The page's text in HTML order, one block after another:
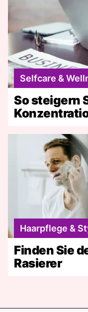
Selfcare &
So steigern
Haarpflege &
Finden Sie
Rasierer